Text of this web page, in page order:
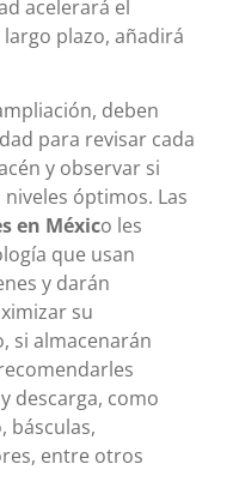
acelerará el
plazo, añadirá
deben
para revisar cada
y observar si
óptimos. Las
en México les
que usan
y darán
su
si almacenarán
descarga, como
básculas,
entre otros